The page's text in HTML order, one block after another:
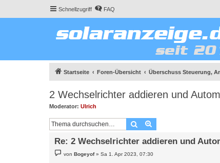
Schnellzugriff FAQ
Startseite Foren-Übersicht Überschuss Steuerung,
2 Wechselrichter addieren und
Moderator: Ulrich
Suche
Re: 2 Wechselrichter addieren und
e
vonBogeyof»Sa 1. Apr 2023, 07:30